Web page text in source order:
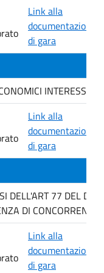
Link alla
documentazione
di gara
Link alla
documentazione
di gara
DELL'ART 77 DEL D
DI
Link alla
documentazione
di gara